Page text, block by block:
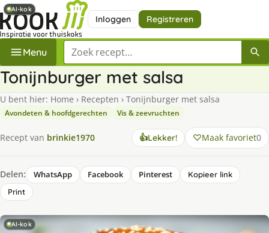
Inloggen Registreren
Menu Zoek een recept
Tonijnburger met salsa
U bent hier: Home › Recepten › Tonijnburger met salsa
Avondeten & hoofdgerechten Vis & zeevruchten
Recept van brinkie1970 👍Lekker! Maak favoriet0
Delen: WhatsApp Facebook Pinterest
Kopieer link
Print
AI-kok
AI-kok
AI-kok